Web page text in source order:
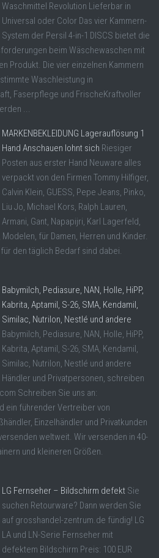
Waschmittel Revolution Lieferbar in
Universal oder Color Das vier Kammern-
System der Persil 4-in-1 DISCS bietet die
beim Wäschewaschen mit
Produkt. Die vier einzelnen Kammern
Waschleistung in
Faserpflege und FrischeKraftvoller
...
MARKENBEKLEIDUNG Lagerauflösung 1
Hand Anschauen lohnt sich Riesiger
Posten aus erster Hand Neuware alles
verpackt von den Firmen Tommy Hilfiger,
Calvin Klein, GUESS, Pepe Jeans, Pinko,
Liu Jo, Michael Kors, Ralph Lauren,
Armani, Gant, Napapijri, Karl Lagerfeld,
für Damen, Herren und Kinder.
den täglich Bedarf sind dabei.
Babymilch, Pediasure, NAN, Holle, HiPP,
Kabrita, Aptamil, S-26, SMA, Kendamil,
Similac, Nutrilon, Nestlé und andere
Babymilch, Pediasure, NAN, Holle, HiPP,
Kabrita, Aptamil, S-26, SMA, Kendamil,
Similac, Nutrilon, Nestlé und andere
Händler und Privatpersonen, schreiben
Schreiben Sie uns an:
ein führender Vertreiber von
Einzelhändler und Privatkunden
weltweit. Wir versenden in 40-
und kleineren Größen.
LG Fernseher – Bildschirm defekt Sie
suchen Retourware? Dann werden Sie
auf grosshandel-zentrum.de fündig! LG
LA und LN-Serie Fernseher mit
defektem Bildschirm Preis: 100 EUR